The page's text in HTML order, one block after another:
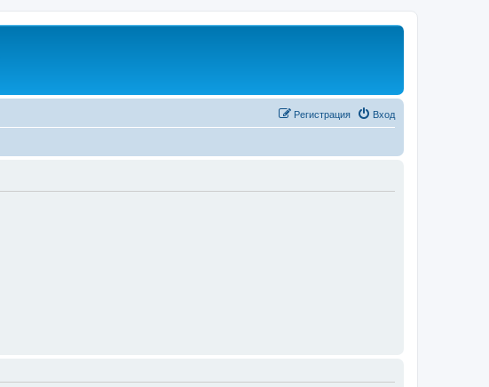
Вход
Регистрация